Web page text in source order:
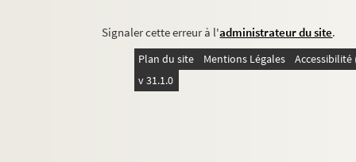
Signaler cette erreur à l'administrateur du site.
Plan du site Mentions Légales
v 31.1.0